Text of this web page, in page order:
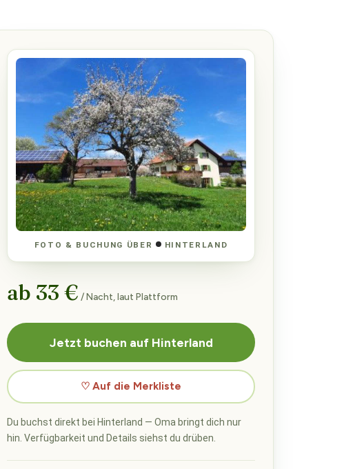
FOTO & BUCHUNG ÜBER HINTERLAND
ab 33 € / Nacht, laut Plattform
Jetzt buchen auf Hinterland
♡ Auf die Merkliste
Du buchst direkt bei Hinterland — Oma bringt dich nur
hin. Verfügbarkeit und Details siehst du drüben.